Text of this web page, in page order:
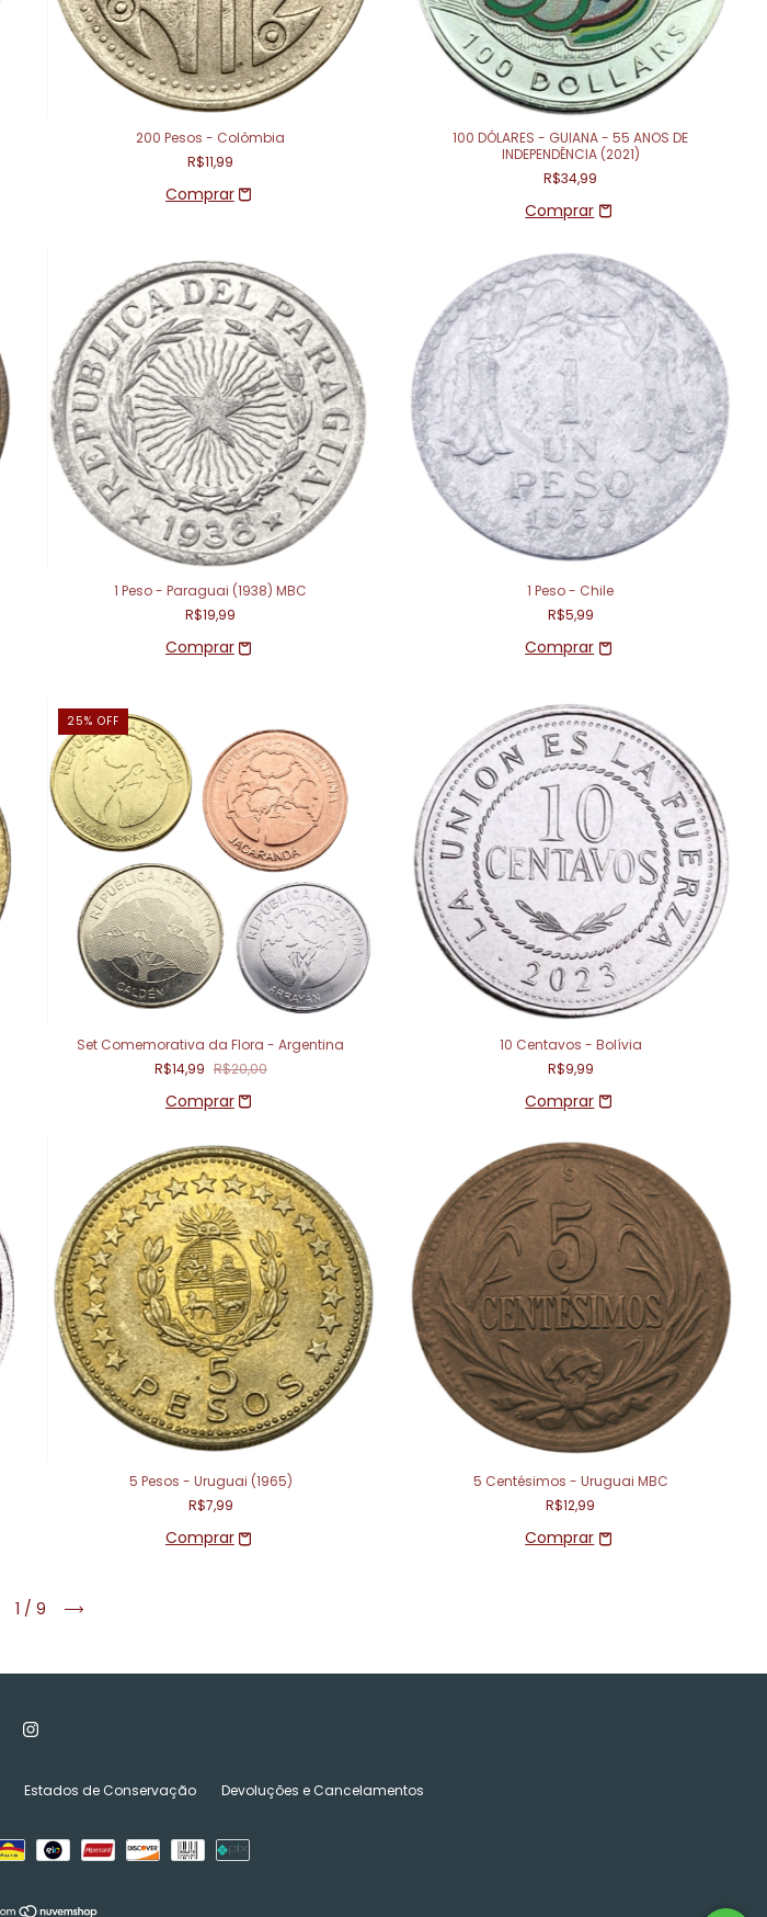
200 Pesos - Colômbia
R$11,99
100 DÓLARES - GUIANA - 55 ANOS DE
INDEPENDÊNCIA (2021)
R$34,99
1 Peso - Paraguai (1938) MBC
R$19,99
1 Peso - Chile
R$5,99
25% OFF
Set Comemorativa da Flora - Argentina
R$14,99 R$20,00
10 Centavos - Bolívia
R$9,99
5 Pesos - Uruguai (1965)
R$7,99
5 Centésimos - Uruguai MBC
R$12,99
1 / 9
Estados de Conservação Devoluções e Cancelamentos